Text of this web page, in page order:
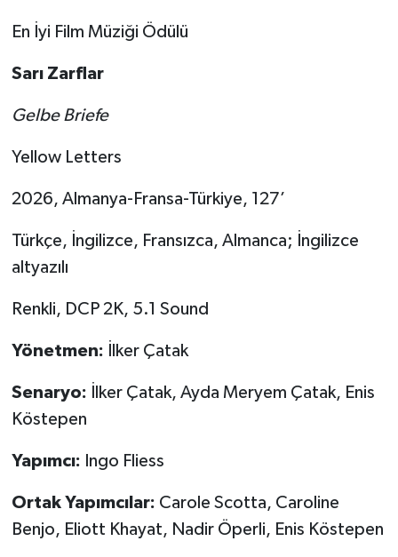
En İyi Film Müziği Ödülü
Sarı Zarflar
Gelbe Briefe
Yellow Letters
2026, Almanya-Fransa-Türkiye, 127’
Türkçe, İngilizce, Fransızca, Almanca; İngilizce
altyazılı
Renkli, DCP 2K, 5.1 Sound
Yönetmen: İlker Çatak
Senaryo: İlker Çatak, Ayda Meryem Çatak, Enis
Köstepen
Yapımcı: Ingo Fliess
Ortak Yapımcılar: Carole Scotta, Caroline
Benjo, Eliott Khayat, Nadir Öperli, Enis Köstepen